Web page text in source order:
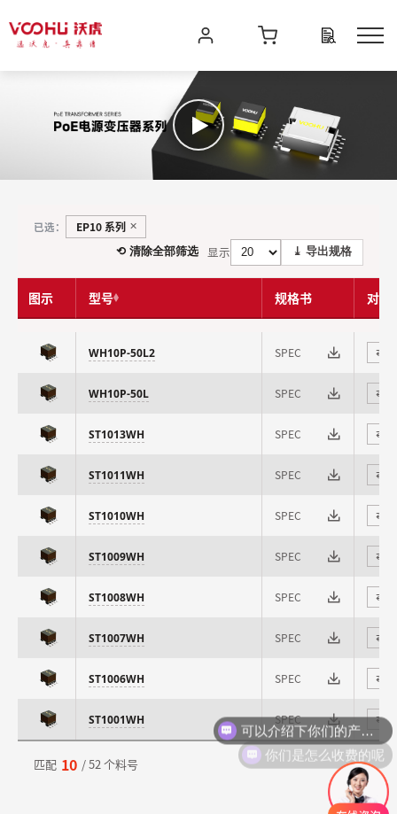
已选： EP10 系列 ✕
⟲ 清除全部筛选 显示 ⤓ 导出规格
图示 型号 规格书 对比
WH10P-50L2 SPEC ⇄
WH10P-50L SPEC ⇄
ST1013WH SPEC ⇄
ST1011WH SPEC ⇄
ST1010WH SPEC ⇄
ST1009WH SPEC ⇄
ST1008WH SPEC ⇄
ST1007WH SPEC ⇄
ST1006WH SPEC ⇄
ST1001WH SPEC ⇄
匹配 10 / 52 个料号
可以介绍下你们的产品么
你们是怎么收费的呢